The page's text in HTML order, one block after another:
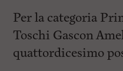
Per la categoria
Toschi Gascon
quattordicesimo